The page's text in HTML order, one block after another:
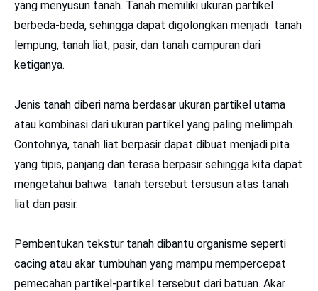
yang menyusun tanah. Tanah memiliki ukuran partikel
berbeda-beda, sehingga dapat digolongkan menjadi tanah
lempung, tanah liat, pasir, dan tanah campuran dari
ketiganya.
Jenis tanah diberi nama berdasar ukuran partikel utama
atau kombinasi dari ukuran partikel yang paling melimpah.
Contohnya, tanah liat berpasir dapat dibuat menjadi pita
yang tipis, panjang dan terasa berpasir sehingga kita dapat
mengetahui bahwa tanah tersebut tersusun atas tanah
liat dan pasir.
Pembentukan tekstur tanah dibantu organisme seperti
cacing atau akar tumbuhan yang mampu mempercepat
pemecahan partikel-partikel tersebut dari batuan. Akar